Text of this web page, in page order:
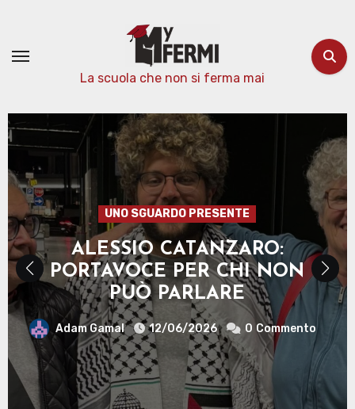
contenuto
La scuola che non si ferma mai
FERMI CHE FISICO!
SOTTO L’ORIZZONTE
Michele Sbizzera
12/06/2026
0 Commento